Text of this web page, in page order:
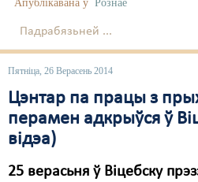
Апублікавана ў Рознае
Падрабязьней ...
Пятніца, 26 Верасень 2014
Цэнтар па працы з
перамен адкрыўся ў
відэа)
25 верасьня ў Віцебску
Сацыяльныя правы